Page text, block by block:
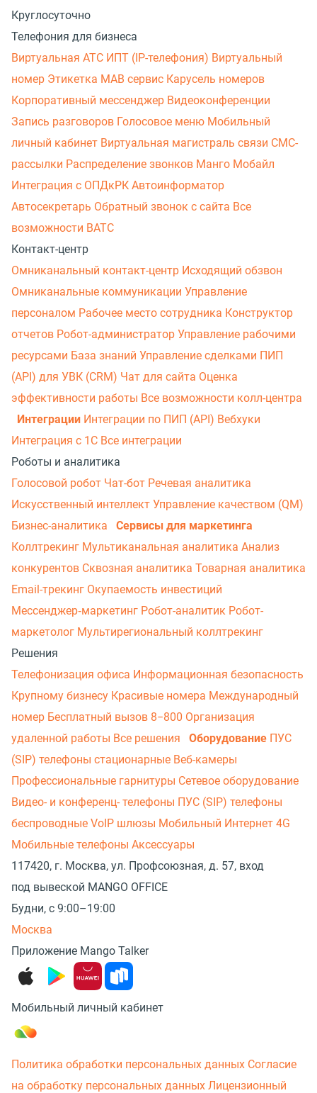
Круглосуточно
Телефония для бизнеса
Виртуальная АТС ИПТ (IP-телефония) Виртуальный
номер Этикетка МАВ сервис Карусель номеров
Корпоративный мессенджер Видеоконференции
Запись разговоров Голосовое меню Мобильный
личный кабинет Виртуальная магистраль связи СМС-
рассылки Распределение звонков Манго Мобайл
Интеграция с ОПДкРК Автоинформатор
Автосекретарь Обратный звонок с сайта Все
возможности ВАТС
Контакт-центр
Омниканальный контакт-центр Исходящий обзвон
Омниканальные коммуникации Управление
персоналом Рабочее место сотрудника Конструктор
отчетов Робот-администратор Управление рабочими
ресурсами База знаний Управление сделками ПИП
(API) для УВК (CRM) Чат для сайта Оценка
эффективности работы Все возможности колл-центра
Интеграции Интеграции по ПИП (API) Вебхуки
Интеграция с 1С Все интеграции
Роботы и аналитика
Голосовой робот Чат-бот Речевая аналитика
Искусственный интеллект Управление качеством (QM)
Бизнес-аналитика
Сервисы для маркетинга
Коллтрекинг Мультиканальная аналитика Анализ
конкурентов Сквозная аналитика Товарная аналитика
Email-трекинг Окупаемость инвестиций
Мессенджер‑маркетинг Робот-аналитик Робот-
маркетолог Мультирегиональный коллтрекинг
Решения
Телефонизация офиса Информационная безопасность
Крупному бизнесу Красивые номера Международный
номер Бесплатный вызов 8−800 Организация
удаленной работы Все решения Оборудование ПУС
(SIP) телефоны стационарные Веб-камеры
Профессиональные гарнитуры Сетевое оборудование
Видео- и конференц- телефоны ПУС (SIP) телефоны
беспроводные VoIP шлюзы Мобильный Интернет 4G
Мобильные телефоны Аксессуары
117420, г. Москва, ул. Профсоюзная, д. 57, вход
под вывеской MANGO OFFICE
Будни, с 9:00–19:00
Москва
Приложение Mango Talker
Мобильный личный кабинет
Политика обработки персональных данных Согласие
на обработку персональных данных Лицензионный